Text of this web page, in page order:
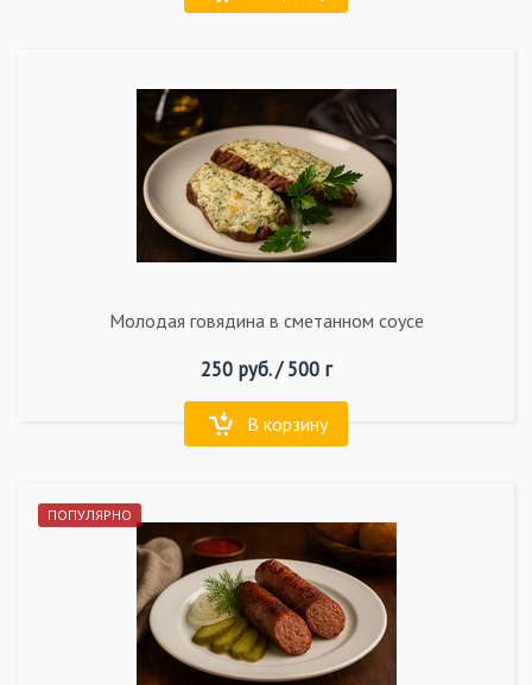
Молодая говядина в сметанном соусе
250руб. /500 г
В корзину
ПОПУЛЯРНО